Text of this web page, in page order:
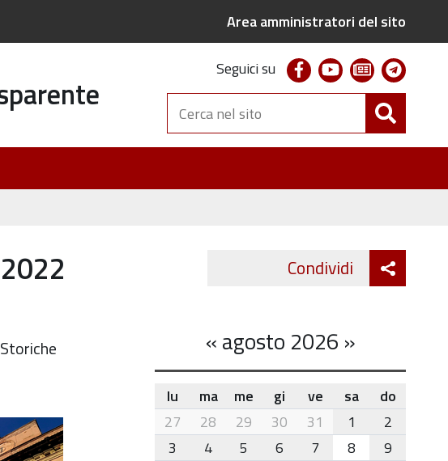
Area amministratori del sito
Seguici su facebookyoutubenewsletter
Cerca
nel
sito
Condividi Twitter
«agosto 2026 »
month-
8
lu ma me gi ve sa
do
27
28 29 30 31 1
2
3
4 5 6 7 8
9